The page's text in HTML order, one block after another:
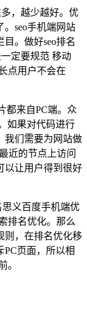
多，越少越好。优
seo手机端网站
。做好seo排名
定要规范 移动
点用户不会在
都来自PC端。众
如果对代码进行
我们需要为网站做
近的节点上访问
以让用户得到很好
思义百度手机端优
排名优化。那么
则，在排名优化移
页面，所以相
。